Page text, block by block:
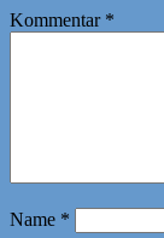
Kommentar *
Name *